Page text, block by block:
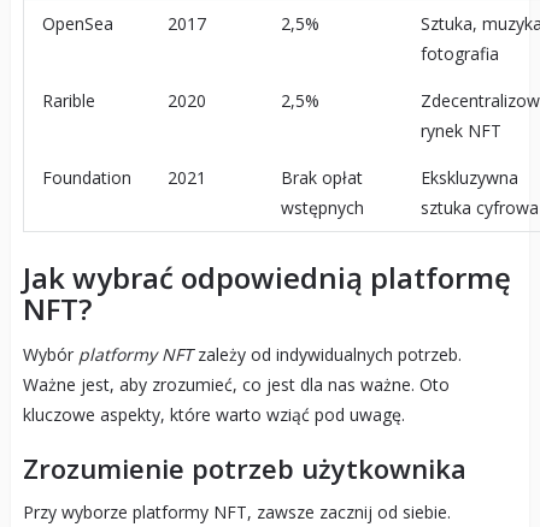
OpenSea 2017 2,5%
Sztuka,
fotografia
Rarible 2020 2,5%
rynek NFT
Foundation 2021
Brak opłat
wstępnych
Ekskluzywna
sztuka cyfrowa
Jak wybrać odpowiednią platformę
NFT?
Wybór platformy NFTzależy od indywidualnych potrzeb.
Ważne jest, aby zrozumieć, co jest dla nas ważne. Oto
kluczowe aspekty, które warto wziąć pod uwagę.
Zrozumienie potrzeb użytkownika
Przy wyborze platformy NFT, zawsze zacznij od siebie.